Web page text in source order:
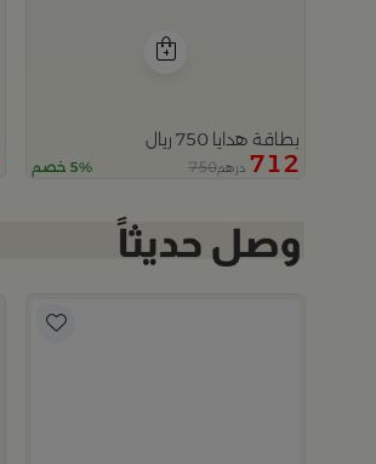
بطاقة هدايا 750 ريال
712 درهم750 5% خصم